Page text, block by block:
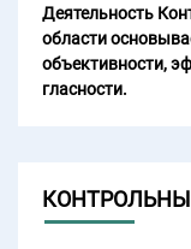
Деятельность
области
объективности,
гласности.